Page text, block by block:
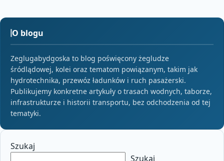
O blogu
Zeglugabydgoska to blog poświęcony żegludze
śródlądowej, kolei oraz tematom powiązanym, takim jak
hydrotechnika, przewóz ładunków i ruch pasażerski.
Publikujemy konkretne artykuły o trasach wodnych, taborze,
infrastrukturze i historii transportu, bez odchodzenia od tej
tematyki.
Szukaj
Szukaj